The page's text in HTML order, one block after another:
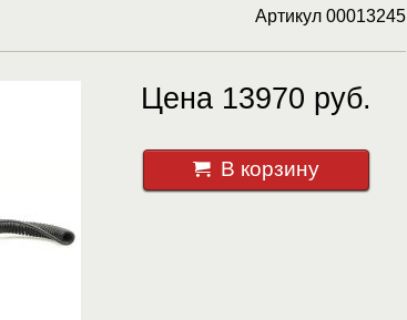
Артикул00013245
Цена 13970 руб.
В корзину